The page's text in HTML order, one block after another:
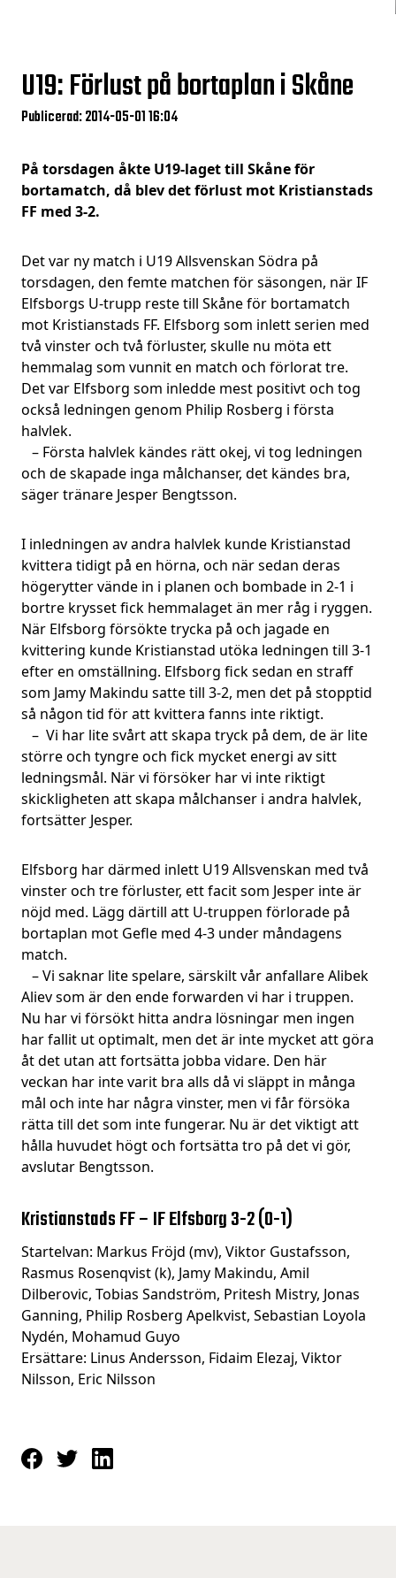
U19: Förlust på bortaplan i Skåne
Publicerad: 2014-05-01 16:04
På torsdagen åkte U19-laget till Skåne för
bortamatch, då blev det förlust mot Kristianstads
FF med 3-2.
Det var ny match i U19 Allsvenskan Södra på
torsdagen, den femte matchen för säsongen, när IF
Elfsborgs U-trupp reste till Skåne för bortamatch
mot Kristianstads FF. Elfsborg som inlett serien med
två vinster och två förluster, skulle nu möta ett
hemmalag som vunnit en match och förlorat tre.
Det var Elfsborg som inledde mest positivt och tog
också ledningen genom Philip Rosberg i första
halvlek.
– Första halvlek kändes rätt okej, vi tog ledningen
och de skapade inga målchanser, det kändes bra,
säger tränare Jesper Bengtsson.
I inledningen av andra halvlek kunde Kristianstad
kvittera tidigt på en hörna, och när sedan deras
högerytter vände in i planen och bombade in 2-1 i
bortre krysset fick hemmalaget än mer råg i ryggen.
När Elfsborg försökte trycka på och jagade en
kvittering kunde Kristianstad utöka ledningen till 3-1
efter en omställning. Elfsborg fick sedan en straff
som Jamy Makindu satte till 3-2, men det på stopptid
så någon tid för att kvittera fanns inte riktigt.
– Vi har lite svårt att skapa tryck på dem, de är lite
större och tyngre och fick mycket energi av sitt
ledningsmål. När vi försöker har vi inte riktigt
skickligheten att skapa målchanser i andra halvlek,
fortsätter Jesper.
Elfsborg har därmed inlett U19 Allsvenskan med två
vinster och tre förluster, ett facit som Jesper inte är
nöjd med. Lägg därtill att U-truppen förlorade på
bortaplan mot Gefle med 4-3 under måndagens
match.
– Vi saknar lite spelare, särskilt vår anfallare Alibek
Aliev som är den ende forwarden vi har i truppen.
Nu har vi försökt hitta andra lösningar men ingen
har fallit ut optimalt, men det är inte mycket att göra
åt det utan att fortsätta jobba vidare. Den här
veckan har inte varit bra alls då vi släppt in många
mål och inte har några vinster, men vi får försöka
rätta till det som inte fungerar. Nu är det viktigt att
hålla huvudet högt och fortsätta tro på det vi gör,
avslutar Bengtsson.
Kristianstads FF – IF Elfsborg 3-2 (0-1)
Startelvan: Markus Fröjd (mv), Viktor Gustafsson,
Rasmus Rosenqvist (k), Jamy Makindu, Amil
Dilberovic, Tobias Sandström, Pritesh Mistry, Jonas
Ganning, Philip Rosberg Apelkvist, Sebastian Loyola
Nydén, Mohamud Guyo
Ersättare: Linus Andersson, Fidaim Elezaj, Viktor
Nilsson, Eric Nilsson